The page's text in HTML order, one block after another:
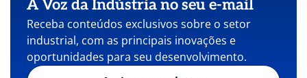
A Voz da Indústria no seu e-mail
Receba conteúdos exclusivos sobre o setor
industrial, com as principais inovações e
oportunidades para seu desenvolvimento.